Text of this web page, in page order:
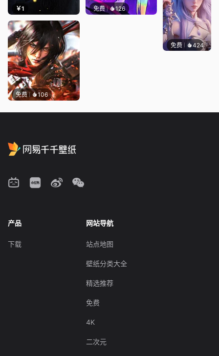
￥1 免费 126
免费 106
免费 424好看
产品
下载
网站导航
站点地图
壁纸分类大全
精选推荐
免费
4K
二次元